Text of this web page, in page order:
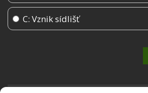
C: Vznik sídlišť